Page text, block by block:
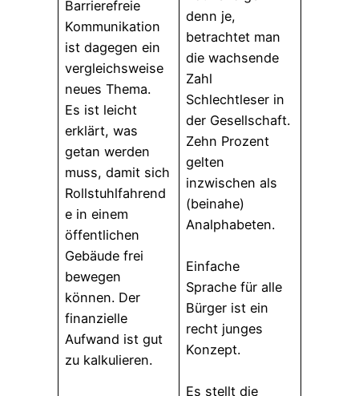
Barrierefreie
Kommunikation
ist dagegen ein
vergleichsweise
neues Thema.
Es ist leicht
erklärt, was
getan werden
muss, damit sich
Rollstuhlfahrend
e in einem
öffentlichen
Gebäude frei
bewegen
können. Der
finanzielle
Aufwand ist gut
zu kalkulieren.
denn je,
betrachtet man
die wachsende
Zahl
Schlechtleser in
der Gesellschaft.
Zehn Prozent
gelten
inzwischen als
(beinahe)
Analphabeten.
Einfache
Sprache für alle
Bürger ist ein
recht junges
Konzept.
Es stellt die